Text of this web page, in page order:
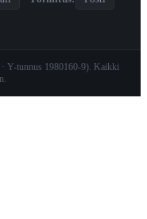
Y-tunnus 1980160-9). Kaikki